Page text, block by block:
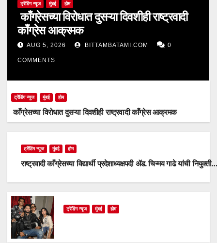
ट्रेंडिंग न्यूज मुंबई होम
काँग्रेसच्या विरोधात दुसऱ्या दिवशीही राष्ट्रवादी
काँग्रेस आक्रमक
AUG 5, 2026 BITTAMBATAMI.COM 0
COMMENTS
ट्रेंडिंग न्यूज मुंबई होम
काँग्रेसच्या विरोधात दुसऱ्या दिवशीही राष्ट्रवादी काँग्रेस आक्रमक
ट्रेंडिंग न्यूज मुंबई होम
राष्ट्रवादी काँग्रेसच्या विद्यार्थी प्रदेशाध्यक्षपदी ॲड. चिन्मय गाढे यांची नियुक्ती…
ट्रेंडिंग न्यूज मुंबई होम